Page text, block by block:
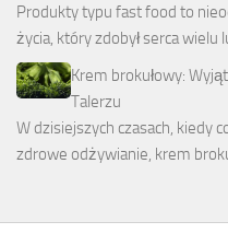
Produkty typu fast food to
życia, który zdobył serca wielu
Krem brokułowy:
Talerzu
W dzisiejszych czasach, kiedy
zdrowe odżywianie, krem